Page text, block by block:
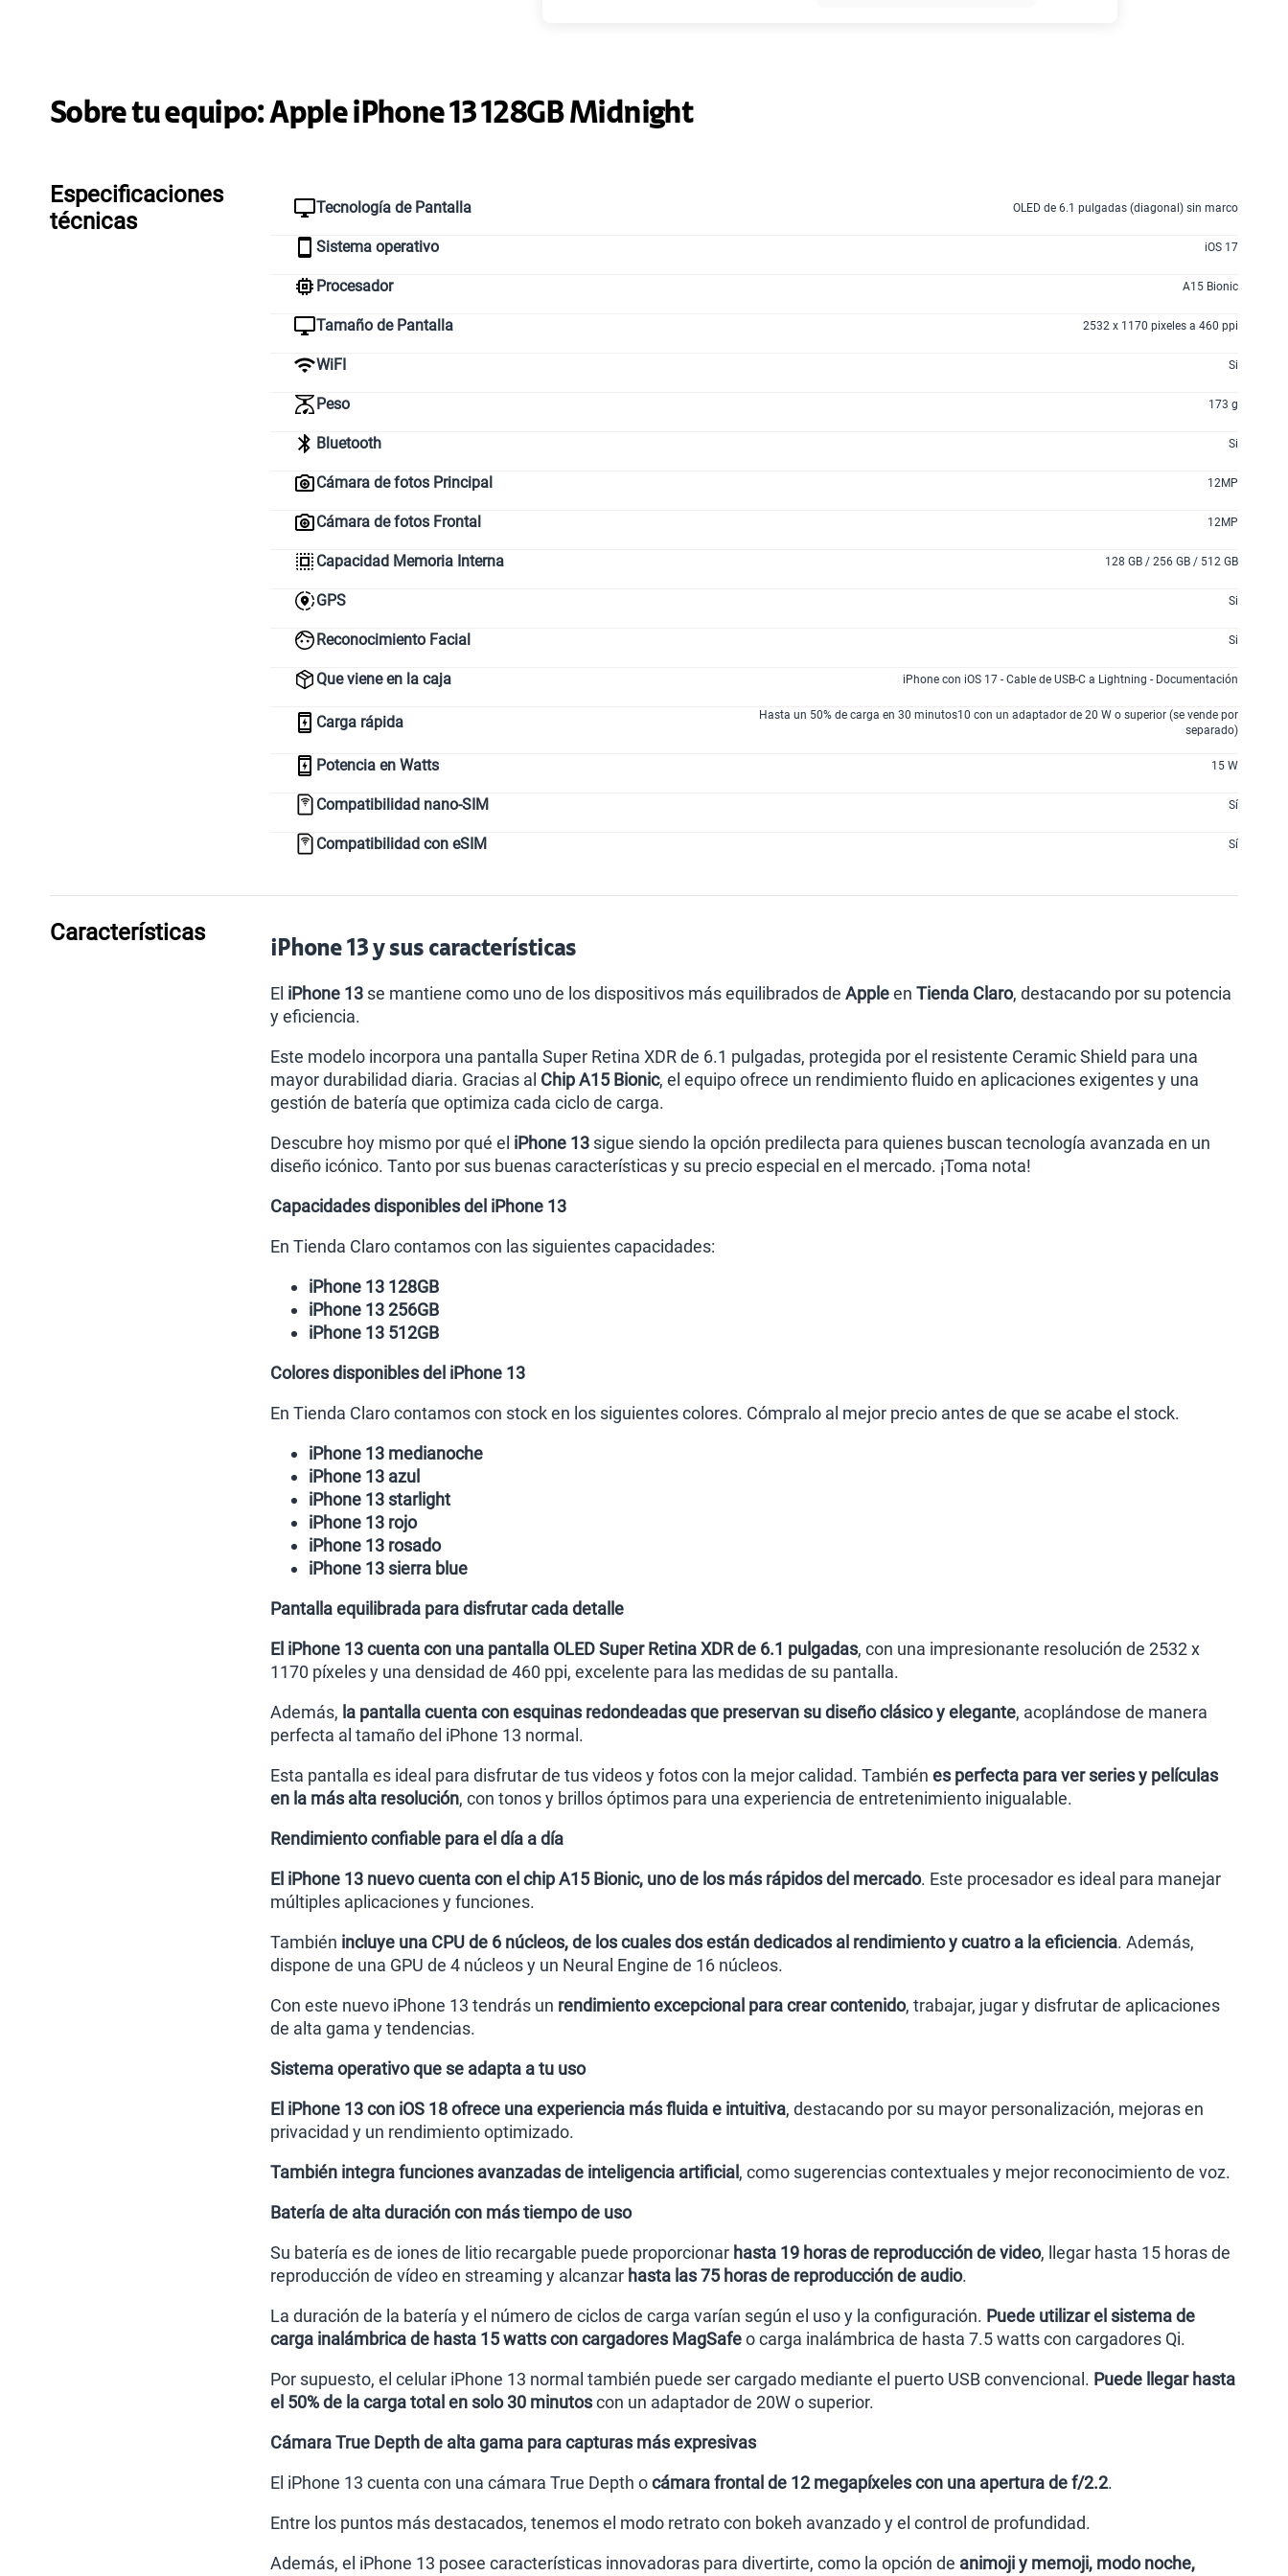
S/ 69.90
Sobre tu equipo:Apple iPhone 13 128GB Midnight
Especificaciones
técnicas
Tecnología de Pantalla OLED de 6.1 pulgadas (diagonal) sin marco
Sistema operativo iOS 17
Procesador A15 Bionic
Tamaño de Pantalla 2532 x 1170 pixeles a 460 ppi
WiFI Si
Peso 173 g
Bluetooth Si
Cámara de fotos Principal 12MP
Cámara de fotos Frontal 12MP
Capacidad Memoria Interna 128 GB / 256 GB / 512 GB
GPS Si
Reconocimiento Facial Si
Que viene en la caja iPhone con iOS 17 - Cable de USB-C a Lightning - Documentación
Carga rápida
Hasta un 50% de carga en 30 minutos10 con un adaptador de 20 W o superior (se vende por
separado)
Potencia en Watts 15 W
Compatibilidad nano-SIM Sí
Compatibilidad con eSIM Sí
Características
iPhone 13 y sus características
El iPhone 13 se mantiene como uno de los dispositivos más equilibrados de Appleen Tienda Claro, destacando por su potencia
y eficiencia.
Este modelo incorpora una pantalla Super Retina XDR de 6.1 pulgadas, protegida por el resistente Ceramic Shield para una
mayor durabilidad diaria. Gracias al Chip A15 Bionic, el equipo ofrece un rendimiento fluido en aplicaciones exigentes y una
gestión de batería que optimiza cada ciclo de carga.
Descubre hoy mismo por qué el iPhone 13 sigue siendo la opción predilecta para quienes buscan tecnología avanzada en un
diseño icónico. Tanto por sus buenas características y su precio especial en el mercado. ¡Toma nota!
Capacidades disponibles del iPhone 13
En Tienda Claro contamos con las siguientes capacidades:
iPhone 13 128GB
iPhone 13 256GB
iPhone 13 512GB
Colores disponibles del iPhone 13
En Tienda Claro contamos con stock en los siguientes colores. Cómpralo al mejor precio antes de que se acabe el stock.
iPhone 13 medianoche
iPhone 13 azul
iPhone 13 starlight
iPhone 13 rojo
iPhone 13 rosado
iPhone 13 sierra blue
Pantalla equilibrada para disfrutar cada detalle
El iPhone 13 cuenta con una pantalla OLED Super Retina XDR de 6.1 pulgadas, con una impresionante resolución de 2532 x
1170 píxeles y una densidad de 460 ppi, excelente para las medidas de su pantalla.
Además, la pantalla cuenta con esquinas redondeadas que preservan su diseño clásico y elegante, acoplándose de manera
perfecta al tamaño del iPhone 13 normal.
Esta pantalla es ideal para disfrutar de tus videos y fotos con la mejor calidad. También es perfecta para ver series y películas
en la más alta resolución, con tonos y brillos óptimos para una experiencia de entretenimiento inigualable.
Rendimiento confiable para el día a día
El iPhone 13 nuevo cuenta con el chip A15 Bionic, uno de los más rápidos del mercado. Este procesador es ideal para manejar
múltiples aplicaciones y funciones.
También incluye una CPU de 6 núcleos, de los cuales dos están dedicados al rendimiento y cuatro a la eficiencia. Además,
dispone de una GPU de 4 núcleos y un Neural Engine de 16 núcleos.
Con este nuevo iPhone 13 tendrás un rendimiento excepcional para crear contenido, trabajar, jugar y disfrutar de aplicaciones
de alta gama y tendencias.
Sistema operativo que se adapta a tu uso
El iPhone 13 con iOS 18 ofrece una experiencia más fluida e intuitiva, destacando por su mayor personalización, mejoras en
privacidad y un rendimiento optimizado.
También integra funciones avanzadas de inteligencia artificial , como sugerencias contextuales y mejor reconocimiento de voz.
Batería de alta duración con más tiempo de uso
Su batería es de iones de litio recargable puede proporcionar hasta 19 horas de reproducción de video, llegar hasta 15 horas de
reproducción de vídeo en streaming y alcanzar hasta las 75 horas de reproducción de audio.
La duración de la batería y el número de ciclos de carga varían según el uso y la configuración. Puede utilizar el sistema de
carga inalámbrica de hasta 15 watts con cargadores MagSafeo carga inalámbrica de hasta 7.5 watts con cargadores Qi.
Por supuesto, el celular iPhone 13 normal también puede ser cargado mediante el puerto USB convencional. Puede llegar hasta
el 50% de la carga total en solo 30 minutoscon un adaptador de 20W o superior.
Cámara True Depth de alta gama para capturas más expresivas
El iPhone 13 cuenta con una cámara True Depth ocámara frontal de 12 megapíxeles con una apertura de f/2.2.
Entre los puntos más destacados, tenemos el modo retrato con bokeh avanzado y el control de profundidad.
Además, el iPhone 13 posee características innovadoras para divertirte, como la opción de animoji y memoji, modo noche,